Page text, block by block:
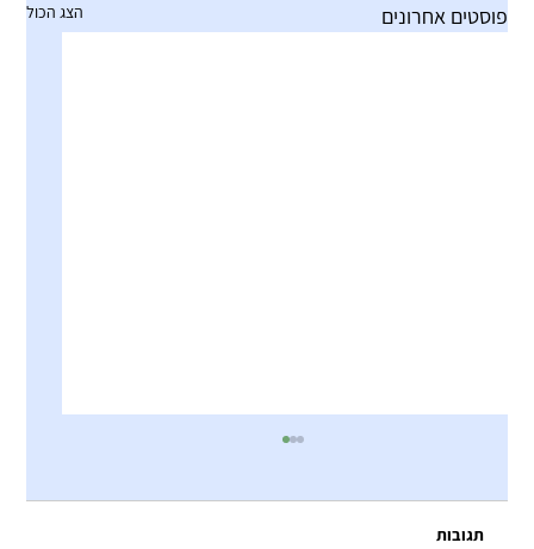
פוסטים אחרונים הצג הכול
תגובות